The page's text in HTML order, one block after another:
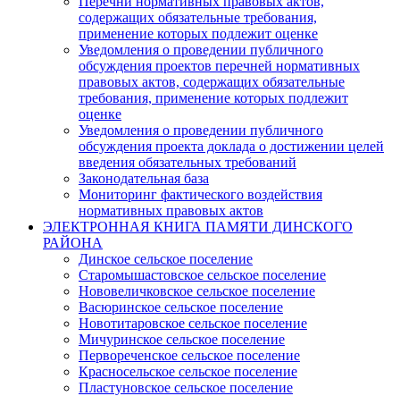
содержащих обязательные требования,
применение которых подлежит оценке
Уведомления о проведении публичного
обсуждения проектов перечней нормативных
правовых актов, содержащих обязательные
требования, применение которых подлежит
оценке
Уведомления о проведении публичного
обсуждения проекта доклада о достижении целей
введения обязательных требований
Законодательная база
Мониторинг фактического воздействия
нормативных правовых актов
ЭЛЕКТРОННАЯ КНИГА ПАМЯТИ ДИНСКОГО
РАЙОНА
Динское сельское поселение
Старомышастовское сельское поселение
Нововеличковское сельское поселение
Васюринское сельское поселение
Новотитаровское сельское поселение
Мичуринское сельское поселение
Первореченское сельское поселение
Красносельское сельское поселение
Пластуновское сельское поселение